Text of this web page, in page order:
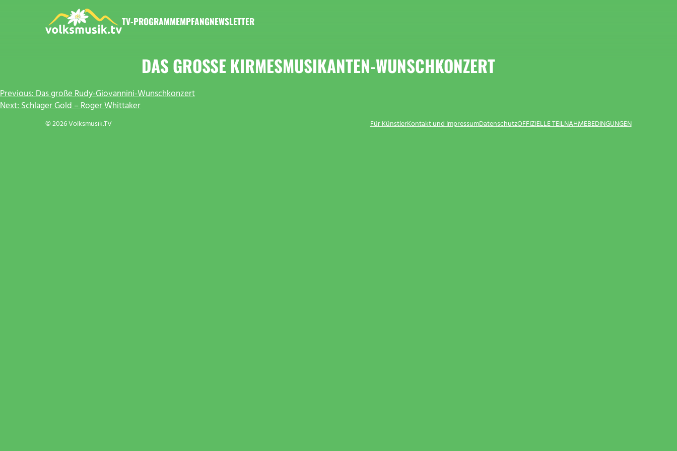
TV-PROGRAMMEMPFANGNEWSLETTER
DAS GROSSE KIRMESMUSIKANTEN-WUNSCHKONZERT
BEITRAGSNAVIGATION
Previous:Das große Rudy-Giovannini-Wunschkonzert
Next:Schlager Gold – Roger Whittaker
© 2026 Volksmusik.TV Für KünstlerKontakt und ImpressumDatenschutzOFFIZIELLE TEILNAHMEBEDINGUNGEN